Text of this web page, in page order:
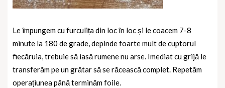
Le împungem cu furculița din loc în loc și le coacem 7-8
minute la 180 de grade, depinde foarte mult de cuptorul
fiecăruia, trebuie să iasă rumene nu arse. Imediat cu grijă le
transferăm pe un grătar să se răcească complet. Repetăm
operațiunea până terminăm foile.